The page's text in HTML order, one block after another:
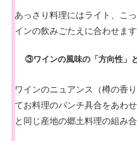
あっさり料理にはライト、こ
インの飲みごたえに合わせます
③ワインの風味の「方向性」
ワインのニュアンス（樽の香
てお料理のパンチ具合をあわ
と同じ産地の郷土料理の組み